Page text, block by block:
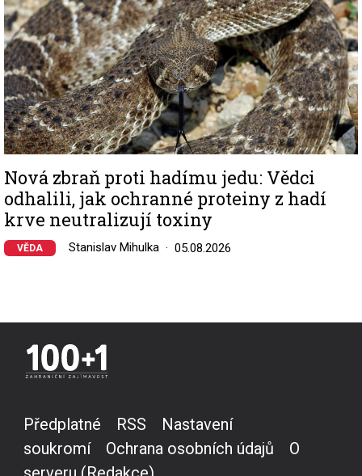
Nová zbraň proti hadímu jedu: Vědci
odhalili, jak ochranné proteiny z hadí
krve neutralizují toxiny
VĚDA Stanislav Mihulka 05.08.2026
Předplatné RSS
Nastavení
soukromí
Ochrana osobních údajů
O